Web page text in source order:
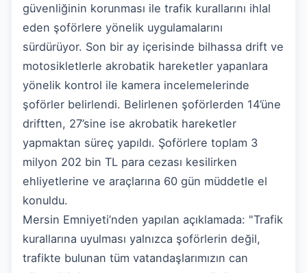
güvenliğinin korunması ile trafik kurallarını ihlal
eden şoförlere yönelik uygulamalarını
sürdürüyor. Son bir ay içerisinde bilhassa drift ve
motosikletlerle akrobatik hareketler yapanlara
yönelik kontrol ile kamera incelemelerinde
şoförler belirlendi. Belirlenen şoförlerden 14’üne
driftten, 27’sine ise akrobatik hareketler
yapmaktan süreç yapıldı. Şoförlere toplam 3
milyon 202 bin TL para cezası kesilirken
ehliyetlerine ve araçlarına 60 gün müddetle el
konuldu.
Mersin Emniyeti’nden yapılan açıklamada: "Trafik
kurallarına uyulması yalnızca şoförlerin değil,
trafikte bulunan tüm vatandaşlarımızın can